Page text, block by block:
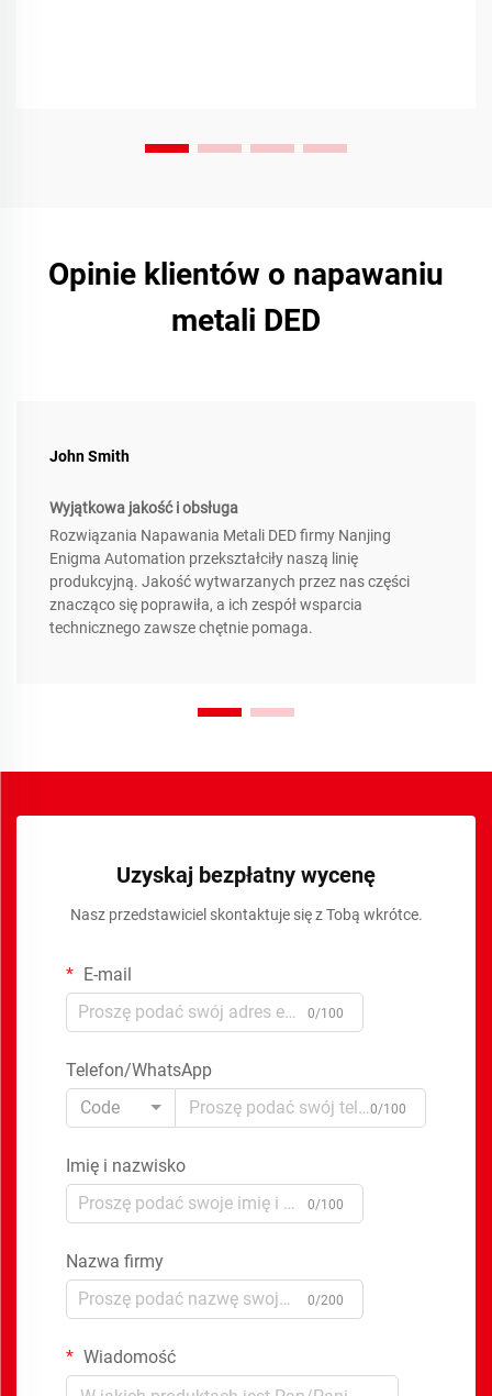
Opinie klientów o napawaniu
metali DED
John Smith
Wyjątkowa jakość i obsługa
Rozwiązania Napawania Metali DED firmy Nanjing
Enigma Automation przekształciły naszą linię
produkcyjną. Jakość wytwarzanych przez nas części
znacząco się poprawiła, a ich zespół wsparcia
technicznego zawsze chętnie pomaga.
Uzyskaj bezpłatny wycenę
Nasz przedstawiciel skontaktuje się z Tobą wkrótce.
E-mail
0/100
Telefon/WhatsApp
Code
0/100
Imię i nazwisko
0/100
Nazwa firmy
0/200
Wiadomość